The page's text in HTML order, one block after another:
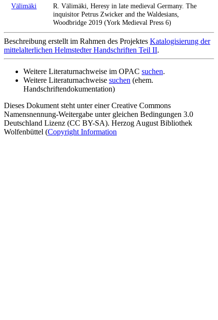
Välimäki
R. Välimäki, Heresy in late medieval Germany. The
inquisitor Petrus Zwicker and the Waldesians,
Woodbridge 2019 (York Medieval Press 6)
Beschreibung erstellt im Rahmen des Projektes Katalogisierung der
mittelalterlichen Helmstedter Handschriften Teil II.
Weitere Literaturnachweise im OPAC suchen.
Weitere Literaturnachweise suchen (ehem.
Handschriftendokumentation)
Dieses Dokument steht unter einer Creative Commons
Namensnennung-Weitergabe unter gleichen Bedingungen 3.0
Deutschland Lizenz (CC BY-SA). Herzog August Bibliothek
Wolfenbüttel (Copyright Information